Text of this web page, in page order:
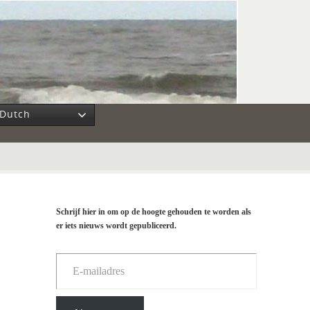
Schrijf hier in om op de hoogte gehouden te worden als
er iets nieuws wordt gepubliceerd.
E-mailadres